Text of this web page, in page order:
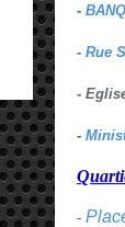
-
- Rue
-
-
-